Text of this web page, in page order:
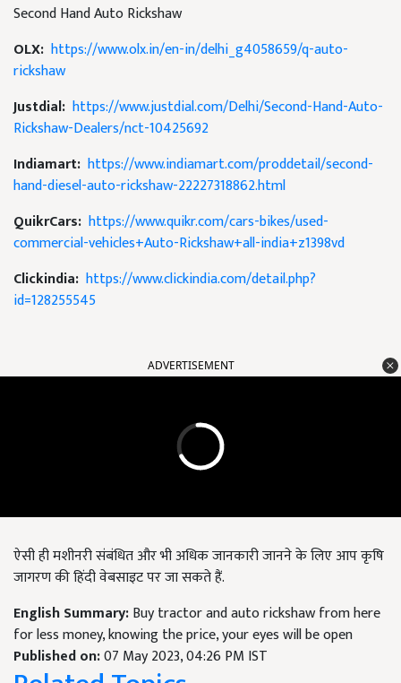
Second Hand Auto Rickshaw
OLX: https://www.olx.in/en-in/delhi_g4058659/q-auto-
rickshaw
Justdial: https://www.justdial.com/Delhi/Second-Hand-Auto-
Rickshaw-Dealers/nct-10425692
Indiamart: https://www.indiamart.com/proddetail/second-
hand-diesel-auto-rickshaw-22227318862.html
QuikrCars: https://www.quikr.com/cars-bikes/used-
commercial-vehicles+Auto-Rickshaw+all-india+z1398vd
Clickindia: https://www.clickindia.com/detail.php?
id=128255545
ADVERTISEMENT
ऐसी ही मशीनरी संबंधित और भी अधिक जानकारी जानने के लिए आप कृषि
जागरण की हिंदी वेबसाइट पर जा सकते हैं.
English Summary:Buy tractor and auto rickshaw from here
for less money, knowing the price, your eyes will be open
Published on:07 May 2023, 04:26 PM IST